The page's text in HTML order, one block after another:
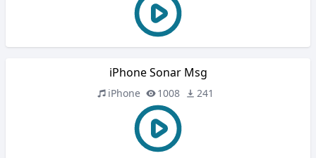
iPhone Sonar Msg
iPhone 1008 241